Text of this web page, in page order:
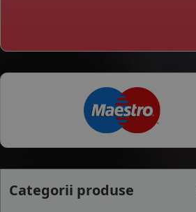
Categorii produse